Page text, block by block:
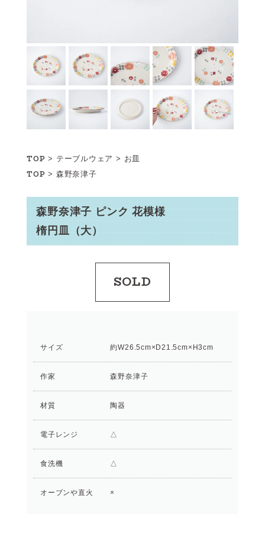
TOP > テーブルウェア > お皿
TOP > 森野奈津子
森野奈津子 ピンク 花模様
楕円皿（大）
SOLD
サイズ 約W26.5cm×D21.5cm×H3cm
作家 森野奈津子
材質 陶器
電子レンジ △
食洗機 △
オーブンや直火 ×